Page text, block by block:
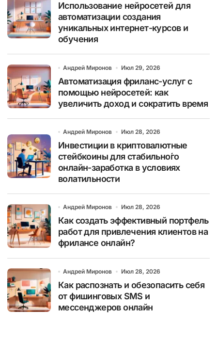
Использование нейросетей для
автоматизации создания
уникальных интернет-курсов и
обучения
Андрей Миронов Июл 29, 2026
Автоматизация фриланс-услуг с
помощью нейросетей: как
увеличить доход и сократить время
Андрей Миронов Июл 28, 2026
Инвестиции в криптовалютные
стейбкоины для стабильно́го
онлайн-заработка в условиях
волатильности
Андрей Миронов Июл 28, 2026
Как создать эффективный портфель
работ для привлечения клиентов на
фрилансе онлайн?
Андрей Миронов Июл 28, 2026
Как распознать и обезопасить себя
от фишинговых SMS и
мессенджеров онлайн